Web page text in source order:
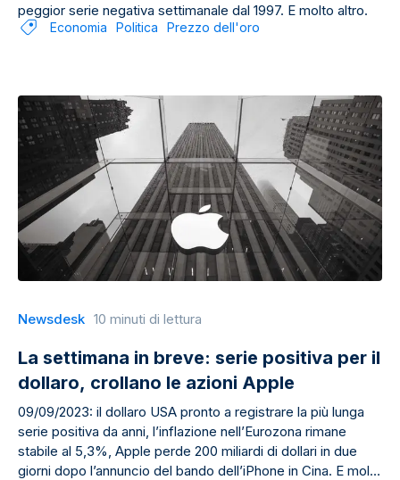
peggior serie negativa settimanale dal 1997. E molto altro.
Economia Politica Prezzo dell'oro
Newsdesk 10 minuti di lettura
La settimana in breve: serie positiva per il
dollaro, crollano le azioni Apple
09/09/2023: il dollaro USA pronto a registrare la più lunga
serie positiva da anni, l’inflazione nell’Eurozona rimane
stabile al 5,3%, Apple perde 200 miliardi di dollari in due
giorni dopo l’annuncio del bando dell’iPhone in Cina. E molto